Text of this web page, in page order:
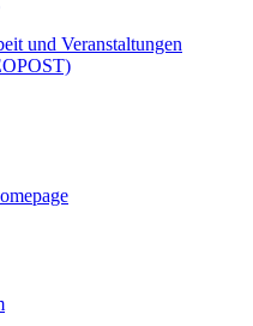
und Veranstaltungen